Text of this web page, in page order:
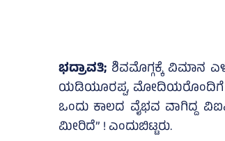
ಭದ್ರಾವತಿ; ಶಿವಮೊಗ್ಗಕ್ಕೆ ವಿಮಾನ
ಯಡಿಯೂರಪ್ಪ, ಮೋದಿಯರೊಂದಿಗೆ
ಒಂದು ಕಾಲದ ವೈಭವ ವಾಗಿದ್ದ
ಮೀರಿದೆ” ! ಎಂದುಬಿಟ್ಟರು.